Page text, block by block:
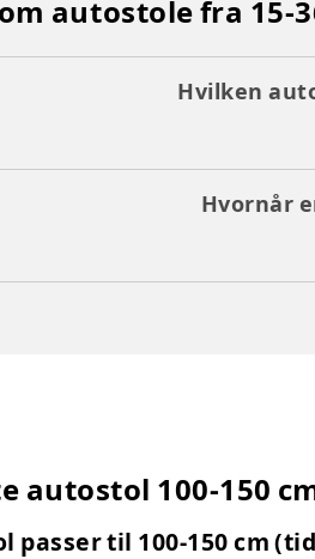
autostole fra 15-
Hvilken
Hvornår
autostol 100-150
passer til 100-150 cm